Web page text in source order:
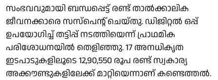
സംഭവവുമായി ബന്ധപ്പെട്ട് രണ്ട് താൽക്കാലിക
ജീവനക്കാരെ സസ്പെൻ്റ് ചെയ്തു. ഡിജിറ്റൽ ഒപ്പ്
ഉപയോഗിച്ച് തട്ടിപ്പ് നടത്തിയെന്ന് പ്രാഥമിക
പരിശോധനയിൽ തെളിഞ്ഞു. 17 അനധികൃത
ഇടപാടുകളിലൂടെ 12,90,550 രൂപ രണ്ട് സ്വകാര്യ
അക്കൗണ്ടുകളിലേക്ക് മാറ്റിയെന്നാണ് കണ്ടെത്തൽ.